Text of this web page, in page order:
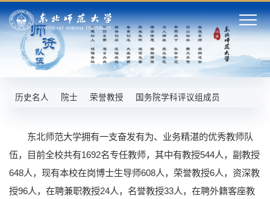
历史名人 院士 荣誉教授 国务院学科评议组成员
东北师范大学拥有一支奋发有为、业务精湛的优秀教师队
伍，目前全校共有1692名专任教师，其中有教授544人，副教授
648人，现有本校在岗博士生导师608人，荣誉教授6人，资深教
授96人，在聘兼职教授24人，名誉教授33人，在聘外籍客座教